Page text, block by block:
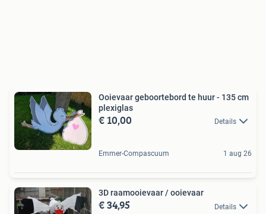
Ooievaar geboortebord te huur - 135 cm
plexiglas
€ 10,00 Details
Emmer-Compascuum 1 aug 26
3D raamooievaar / ooievaar
€ 34,95 Details